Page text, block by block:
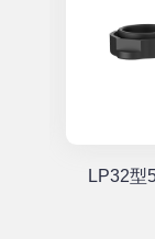
LP32型